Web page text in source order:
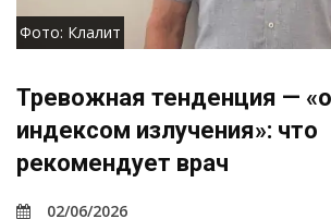
Фото: Клалит
Тревожная тенденция —
индексом излучения»: что
рекомендует врач
02/06/2026